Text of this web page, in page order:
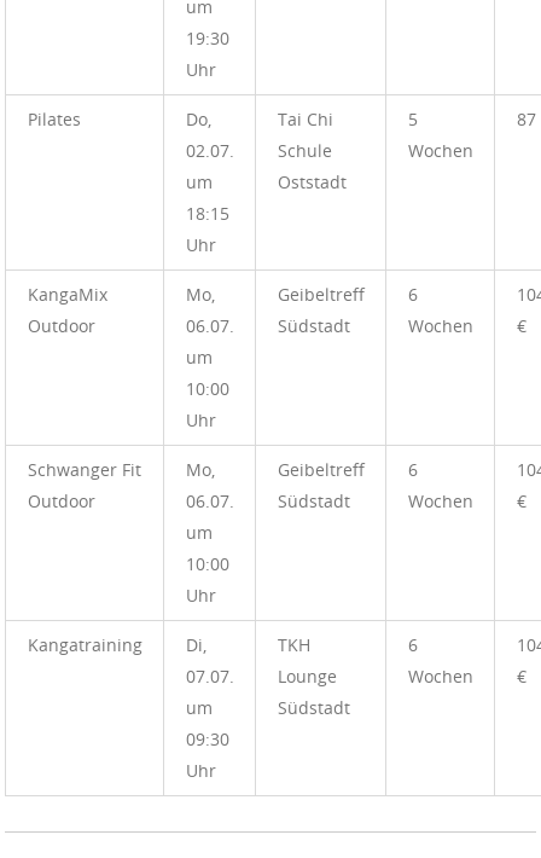
um
19:30
Uhr
Pilates
Do,
02.07.
um
18:15
Uhr
Tai Chi
Schule
Oststadt
5
Wochen
87
KangaMix
Outdoor
Mo,
06.07.
um
10:00
Uhr
Geibeltreff
Südstadt
6
Wochen
€
Schwanger Fit
Outdoor
Mo,
06.07.
um
10:00
Uhr
Geibeltreff
Südstadt
6
Wochen
€
Kangatraining
Di,
07.07.
um
09:30
Uhr
TKH
Lounge
Südstadt
6
Wochen
€